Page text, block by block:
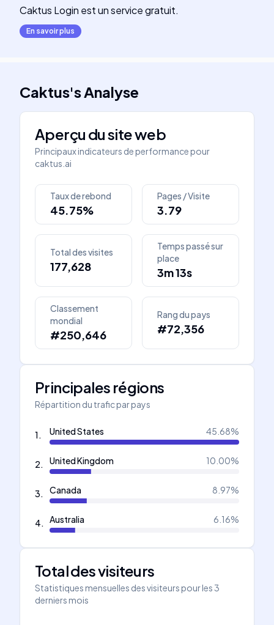
Caktus Login est un service gratuit.
En savoir plus
Caktus'sAnalyse
Aperçu du site web
Principaux indicateurs de performance pour
caktus.ai
Taux de rebond
45.75%
Pages / Visite
3.79
Total des visites
177,628
Temps passé sur
place
3m 13s
Classement
mondial
#250,646
Rang du pays
#72,356
Principales régions
Répartition du trafic par pays
1. United States 45.68%
2. United Kingdom 10.00%
3. Canada 8.97%
4. Australia 6.16%
Total des visiteurs
Statistiques mensuelles des visiteurs pour les 3
derniers mois